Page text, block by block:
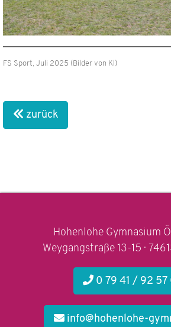
FS Sport, Juli 2025 (Bilder von Kl)
zurück
Hohenlohe Gymnasium
Weygangstraße 13-15 ·
0 79 41 / 92 57
info@hohenlohe-